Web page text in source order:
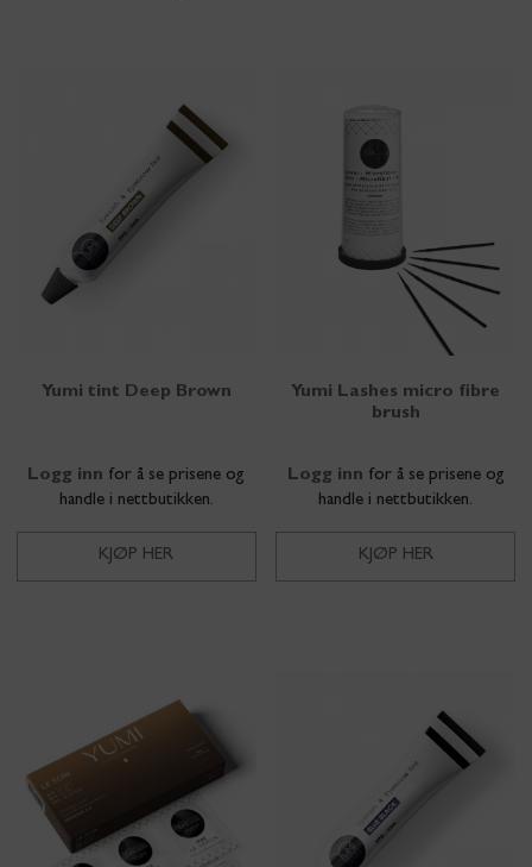
Yumi tint Deep Brown
Logg inn for å se prisene og
handle i nettbutikken.
KJØP HER
Yumi Lashes micro fibre
brush
Logg inn for å se prisene og
handle i nettbutikken.
KJØP HER